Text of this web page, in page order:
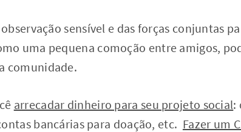
sensível e das forças conjuntas
uma pequena comoção entre amigos,
comunidade.
arrecadar dinheiro para seu projeto social:
bancárias para doação, etc. Fazer um